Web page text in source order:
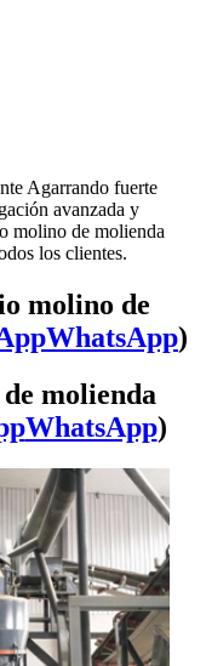
Agarrando fuerte
avanzada y
molino de molienda
los clientes.
molino de
WhatsApp)
molienda
WhatsApp)